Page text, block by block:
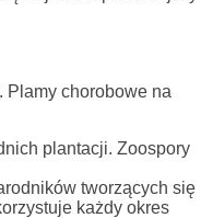
Plamy chorobowe na
plantacji. Zoospory
tworzących się
każdy okres